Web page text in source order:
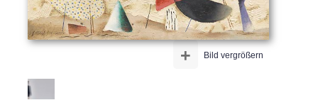
Bild vergrößern
+